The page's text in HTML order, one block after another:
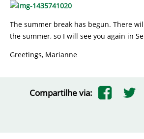
The summer break has begun. There
the summer, so I will see you again in
Greetings, Marianne
Compartilhe via: